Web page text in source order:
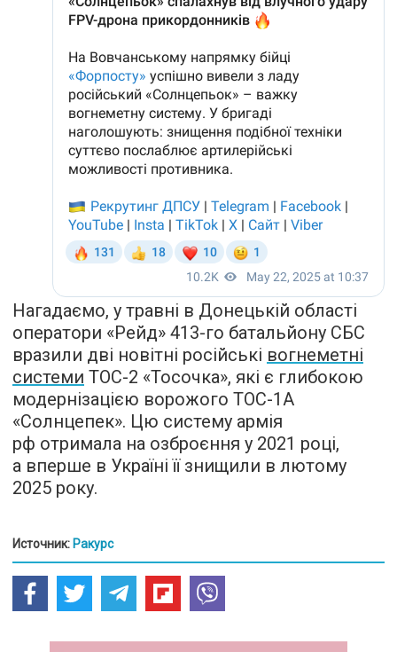
Нагадаємо, у травні в Донецькій області
оператори «Рейд» 413-го батальйону СБС
вразили дві новітні російські вогнеметні
системи ТОС-2 «Тосочка», які є глибокою
модернізацією ворожого ТОС-1А
«Солнцепек». Цю систему армія
рф отримала на озброєння у 2021 році,
а вперше в Україні її знищили в лютому
2025 року.
Источник: Ракурс